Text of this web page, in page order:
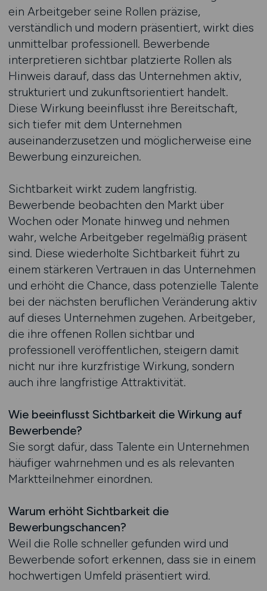
ein Arbeitgeber seine Rollen präzise,
verständlich und modern präsentiert, wirkt dies
unmittelbar professionell. Bewerbende
interpretieren sichtbar platzierte Rollen als
Hinweis darauf, dass das Unternehmen aktiv,
strukturiert und zukunftsorientiert handelt.
Diese Wirkung beeinflusst ihre Bereitschaft,
sich tiefer mit dem Unternehmen
auseinanderzusetzen und möglicherweise eine
Bewerbung einzureichen.
Sichtbarkeit wirkt zudem langfristig.
Bewerbende beobachten den Markt über
Wochen oder Monate hinweg und nehmen
wahr, welche Arbeitgeber regelmäßig präsent
sind. Diese wiederholte Sichtbarkeit führt zu
einem stärkeren Vertrauen in das Unternehmen
und erhöht die Chance, dass potenzielle Talente
bei der nächsten beruflichen Veränderung aktiv
auf dieses Unternehmen zugehen. Arbeitgeber,
die ihre offenen Rollen sichtbar und
professionell veröffentlichen, steigern damit
nicht nur ihre kurzfristige Wirkung, sondern
auch ihre langfristige Attraktivität.
Wie beeinflusst Sichtbarkeit die Wirkung auf
Bewerbende?
Sie sorgt dafür, dass Talente ein Unternehmen
häufiger wahrnehmen und es als relevanten
Marktteilnehmer einordnen.
Warum erhöht Sichtbarkeit die
Bewerbungschancen?
Weil die Rolle schneller gefunden wird und
Bewerbende sofort erkennen, dass sie in einem
hochwertigen Umfeld präsentiert wird.